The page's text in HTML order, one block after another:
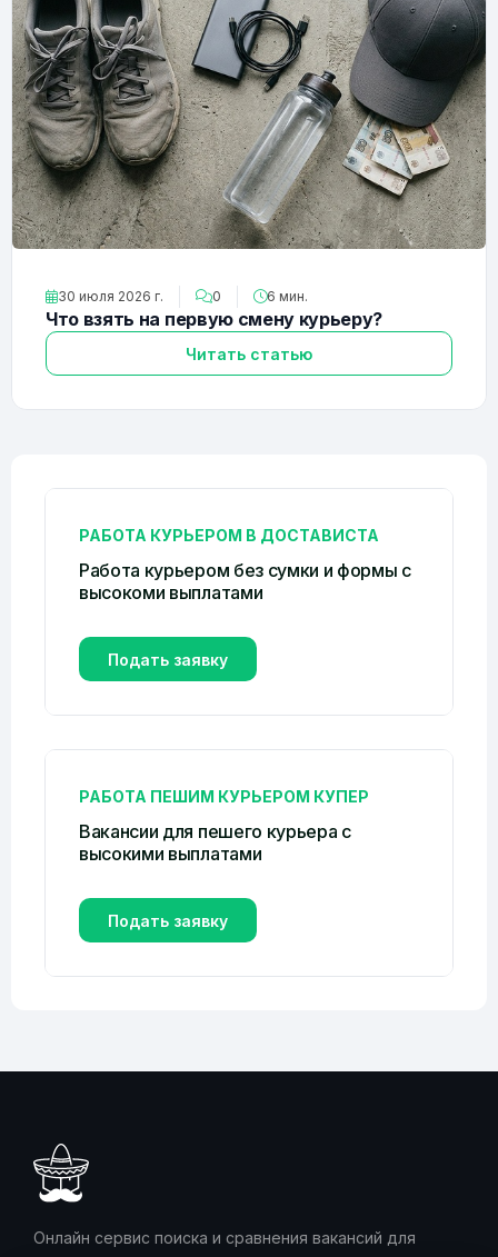
30 июля 2026 г. 0 6 мин.
Что взять на первую смену курьеру?
Читать статью
РАБОТА КУРЬЕРОМ В ДОСТАВИСТА
Работа курьером без сумки и формы c
высокоми выплатами
Подать заявку
РАБОТА ПЕШИМ КУРЬЕРОМ КУПЕР
Вакансии для пешего курьера с
высокими выплатами
Подать заявку
Онлайн сервис поиска и сравнения вакансий для